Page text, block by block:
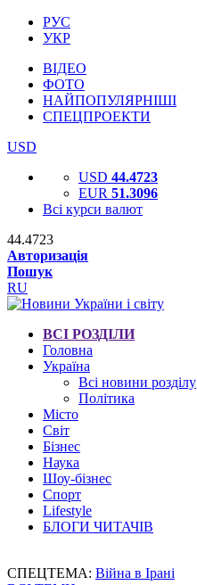
РУС
УКР
ВІДЕО
ФОТО
НАЙПОПУЛЯРНІШІ
СПЕЦПРОЕКТИ
USD
USD 44.4723
EUR 51.3096
Всі курси валют
44.4723
Авторизація
Пошук
RU
ВСІ РОЗДІЛИ
Головна
Україна
Всі новини розділу
Політика
Місто
Світ
Бізнес
Наука
Шоу-бізнес
Спорт
Lifestyle
БЛОГИ ЧИТАЧІВ
СПЕЦТЕМА: Війна в Ірані